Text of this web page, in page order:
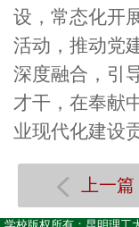
设，常态化开
活动，推动党
深度融合，引
才干，在奉献
业现代化建设
上一篇